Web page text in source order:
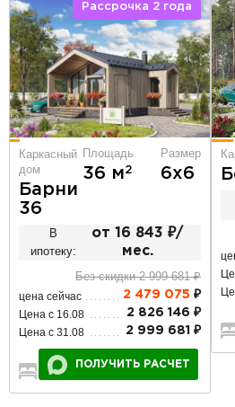
Рассрочка 2 года
Каркасный
дом
Барни
36
Площадь
36 м2
Размер
6х6
В
ипотеку:
от 16 843 ₽/
мес.
Без скидки 2 999 681 ₽
цена сейчас 2 479 075 ₽
Цена с 16.08 2 826 146 ₽
Цена с 31.08 2 999 681 ₽
1
ПОЛУЧИТЬ РАСЧЕТ